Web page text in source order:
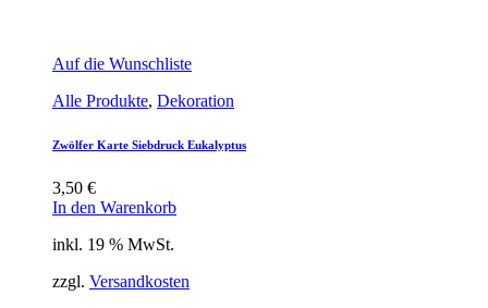
Auf die Wunschliste
Alle Produkte, Dekoration
Zwölfer Karte Siebdruck Eukalyptus
3,50 €
In den Warenkorb
inkl. 19 % MwSt.
zzgl. Versandkosten